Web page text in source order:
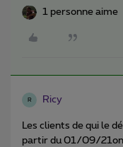
1 personne aime
R Ricy
Les clients de qui le
partir du 01/09/